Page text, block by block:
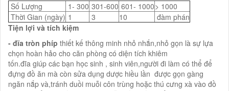
Số Lượng
1- 300 301-600 601- 1000> 1000
Thời Gian (ngày) 1 3 10
đàm phán
Tiện lợi và tích kiệm
- đĩa tròn phíp thiết kế thông minh nhỏ nhắn,nhỏ gọn là sự lựa
chọn hoàn hảo cho căn phòng có diện tích khiêm
tốn.đĩa giúp các bạn học sinh , sinh viên,người đi làm có thể để
đựng đồ ăn mà còn sửa dụng dược hiều lần được gọn gàng
ngăn nắp và,tránh duồi muỗi côn trùng hoặc thú cưng xà vào đồ